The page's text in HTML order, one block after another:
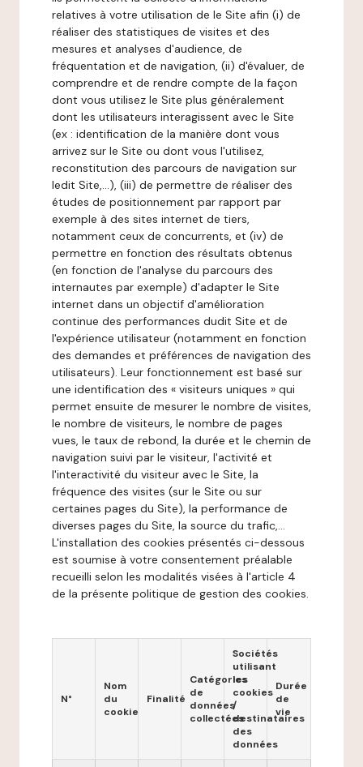
relatives à votre utilisation de le Site afin (i) de
réaliser des statistiques de visites et des
mesures et analyses d'audience, de
fréquentation et de navigation, (ii) d'évaluer, de
comprendre et de rendre compte de la façon
dont vous utilisez le Site plus généralement
dont les utilisateurs interagissent avec le Site
(ex : identification de la manière dont vous
arrivez sur le Site ou dont vous l'utilisez,
reconstitution des parcours de navigation sur
ledit Site,...), (iii) de permettre de réaliser des
études de positionnement par rapport par
exemple à des sites internet de tiers,
notamment ceux de concurrents, et (iv) de
permettre en fonction des résultats obtenus
(en fonction de l'analyse du parcours des
internautes par exemple) d'adapter le Site
internet dans un objectif d'amélioration
continue des performances dudit Site et de
l'expérience utilisateur (notamment en fonction
des demandes et préférences de navigation des
utilisateurs). Leur fonctionnement est basé sur
une identification des « visiteurs uniques » qui
permet ensuite de mesurer le nombre de visites,
le nombre de visiteurs, le nombre de pages
vues, le taux de rebond, la durée et le chemin de
navigation suivi par le visiteur, l'activité et
l'interactivité du visiteur avec le Site, la
fréquence des visites (sur le Site ou sur
certaines pages du Site), la performance de
diverses pages du Site, la source du trafic,...
L'installation des cookies présentés ci-dessous
est soumise à votre consentement préalable
recueilli selon les modalités visées à l'article 4
de la présente politique de gestion des cookies.
N°
Nom
du
cookie
Finalité
Catégories
de
données
collectées
Sociétés
utilisant
les
cookies
/
destinataires
des
données
Durée
de
vie